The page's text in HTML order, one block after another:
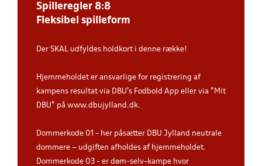
Spilleregler 8:8
Fleksibel spilleform
Der SKAL udfyldes holdkort i denne række!
Hjemmeholdet er ansvarlige for registrering af
kampens resultat via DBU’s Fodbold App eller via ”Mit
DBU” på www.dbujylland.dk.
Dommerkode 01 - her påsætter DBU Jylland neutrale
dommere – udgiften afholdes af hjemmeholdet.
Dommerkode 03 - er døm-selv-kampe hvor